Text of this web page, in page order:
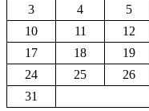
3
4 5
10
11 12
17
18 19
24
25 26
31